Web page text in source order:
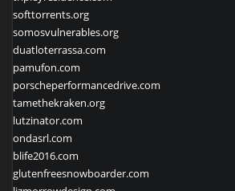
softtorrents.org
somosvulnerables.org
duatloterrassa.com
pamufon.com
porscheperformancedrive.com
tamethekraken.org
lutzinator.com
ondasrl.com
blife2016.com
glutenfreesnowboarder.com